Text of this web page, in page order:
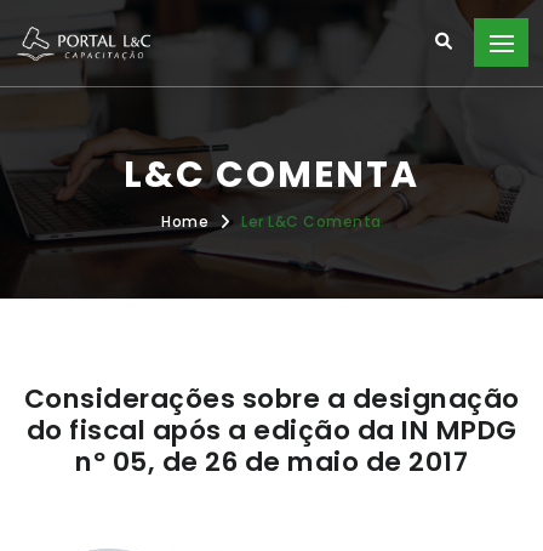
L&C COMENTA
Home Ler L&C Comenta
Considerações sobre a designação
do fiscal após a edição da IN MPDG
nº 05, de 26 de maio de 2017